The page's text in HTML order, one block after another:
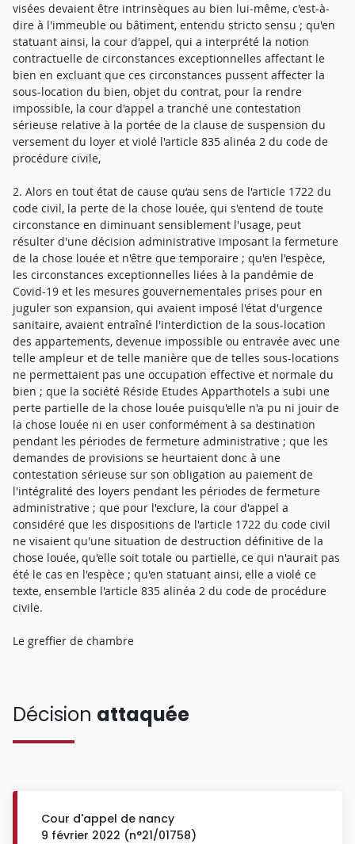
visées devaient être intrinsèques au bien lui-même, c'est-à-
dire à l'immeuble ou bâtiment, entendu stricto sensu ; qu'en
statuant ainsi, la cour d'appel, qui a interprété la notion
contractuelle de circonstances exceptionnelles affectant le
bien en excluant que ces circonstances pussent affecter la
sous-location du bien, objet du contrat, pour la rendre
impossible, la cour d'appel a tranché une contestation
sérieuse relative à la portée de la clause de suspension du
versement du loyer et violé l'article 835 alinéa 2 du code de
procédure civile,
2. Alors en tout état de cause qu‘au sens de l'article 1722 du
code civil, la perte de la chose louée, qui s'entend de toute
circonstance en diminuant sensiblement l'usage, peut
résulter d'une décision administrative imposant la fermeture
de la chose louée et n'être que temporaire ; qu'en l'espèce,
les circonstances exceptionnelles liées à la pandémie de
Covid-19 et les mesures gouvernementales prises pour en
juguler son expansion, qui avaient imposé l'état d'urgence
sanitaire, avaient entraîné l'interdiction de la sous-location
des appartements, devenue impossible ou entravée avec une
telle ampleur et de telle manière que de telles sous-locations
ne permettaient pas une occupation effective et normale du
bien ; que la société Réside Etudes Apparthotels a subi une
perte partielle de la chose louée puisqu'elle n'a pu ni jouir de
la chose louée ni en user conformément à sa destination
pendant les périodes de fermeture administrative ; que les
demandes de provisions se heurtaient donc à une
contestation sérieuse sur son obligation au paiement de
l'intégralité des loyers pendant les périodes de fermeture
administrative ; que pour l'exclure, la cour d'appel a
considéré que les dispositions de l'article 1722 du code civil
ne visaient qu'une situation de destruction définitive de la
chose louée, qu'elle soit totale ou partielle, ce qui n'aurait pas
été le cas en l'espèce ; qu'en statuant ainsi, elle a violé ce
texte, ensemble l'article 835 alinéa 2 du code de procédure
civile.
Le greffier de chambre
Décision attaquée
Cour d'appel de nancy
9 février 2022 (n°21/01758)